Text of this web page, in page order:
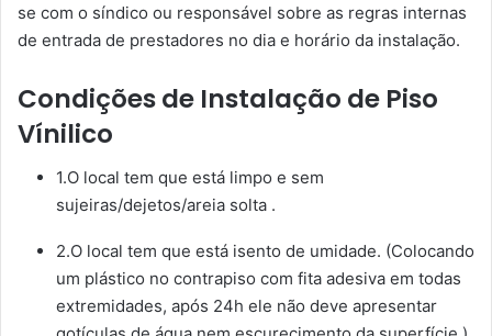
se com o síndico ou responsável sobre as regras internas
de entrada de prestadores no dia e horário da instalação.
Condições de Instalação de Piso
Vínilico
1.O local tem que está limpo e sem
sujeiras/dejetos/areia solta .
2.O local tem que está isento de umidade. (Colocando
um plástico no contrapiso com fita adesiva em todas
extremidades, após 24h ele não deve apresentar